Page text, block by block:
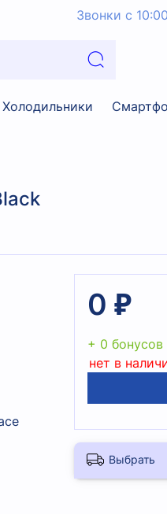
Звонки с
Холодильники
0 ₽
+ 0 бонусов
нет в
Выбрать